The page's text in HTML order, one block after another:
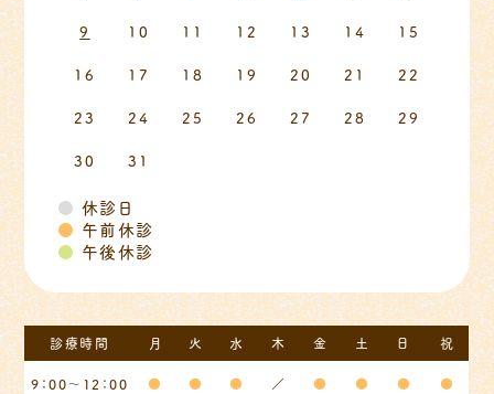
9 10 11 12 13 14 15
16 17 18 19 20 21 22
23 24 25 26 27 28 29
30 31
● 休診日
● 午前休診
● 午後休診
診療時間 月 火 水 木 金 土 日 祝
9：00～12：00 ● ● ● ／ ● ● ● ●